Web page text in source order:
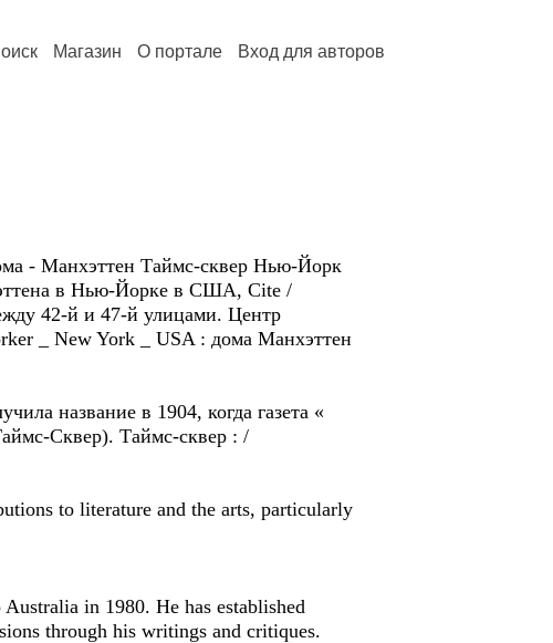
Магазин О портале Вход для авторов
- Манхэттен Таймс-сквер Нью-Йорк
в Нью-Йорке в США, Cite /
42-й и 47-й улицами. Центр
_ New York _ USA : дома Манхэттен
название в 1904, когда газета «
Сквер). Таймс-сквер : /
to literature and the arts, particularly
in 1980. He has established
through his writings and critiques.